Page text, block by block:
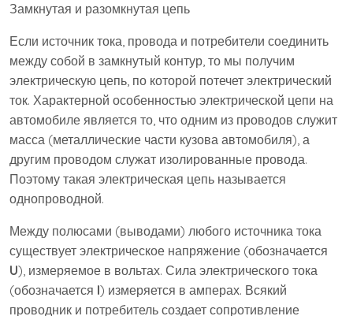
Замкнутая и разомкнутая цепь
Если источник тока, провода и потребители соединить
между собой в замкнутый контур, то мы получим
электрическую цепь, по которой потечет электрический
ток. Характерной особенностью электрической цепи на
автомобиле является то, что одним из проводов служит
масса (металлические части кузова автомобиля), а
другим проводом служат изолированные провода.
Поэтому такая электрическая цепь называется
однопроводной.
Между полюсами (выводами) любого источника тока
существует электрическое напряжение (обозначается
U), измеряемое в вольтах. Сила электрического тока
(обозначается I) измеряется в амперах. Всякий
проводник и потребитель создает сопротивление